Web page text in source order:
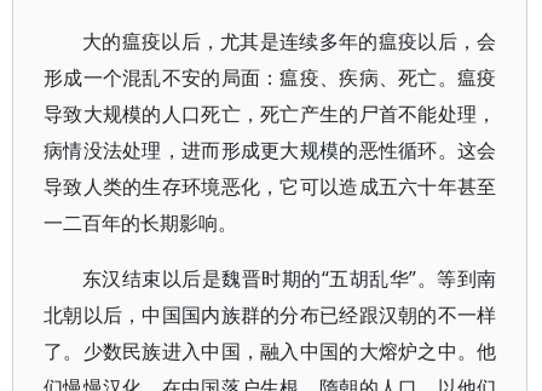
大的瘟疫以后，尤其是连续多年的瘟疫以后，会
形成一个混乱不安的局面：瘟疫、疾病、死亡。瘟疫
导致大规模的人口死亡，死亡产生的尸首不能处理，
病情没法处理，进而形成更大规模的恶性循环。这会
导致人类的生存环境恶化，它可以造成五六十年甚至
一二百年的长期影响。
东汉结束以后是魏晋时期的“五胡乱华”。等到南
北朝以后，中国国内族群的分布已经跟汉朝的不一样
了。少数民族进入中国，融入中国的大熔炉之中。他